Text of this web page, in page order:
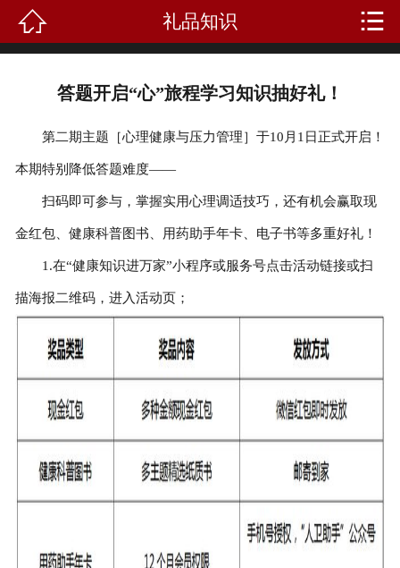
成功案例
人才招聘
 礼品知识 
答题开启“心”旅程学习知识抽好礼！
第二期主题［心理健康与压力管理］于10月1日正式开启！
本期特别降低答题难度——
扫码即可参与，掌握实用心理调适技巧，还有机会赢取现
金红包、健康科普图书、用药助手年卡、电子书等多重好礼！
1.在“健康知识进万家”小程序或服务号点击活动链接或扫
描海报二维码，进入活动页；